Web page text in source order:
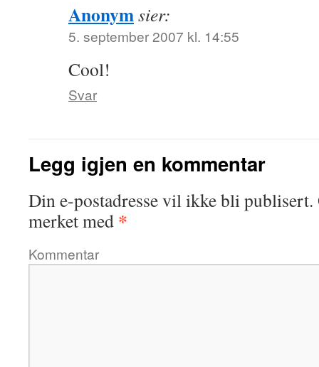
Anonymsier:
5. september 2007 kl. 14:55
Cool!
Svar
Legg igjen en kommentar
Din e-postadresse vil ikke bli publisert.
merket med *
Kommentar